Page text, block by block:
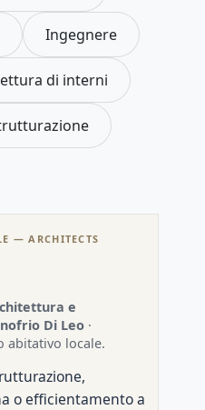
Ingegnere
di interni
— ARCHITECTS
e
Di Leo ·
abitativo locale.
o efficientamento a